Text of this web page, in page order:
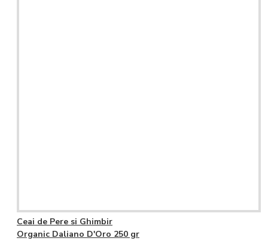
Ceai de Pere si Ghimbir
Organic Daliano D'Oro 250 gr